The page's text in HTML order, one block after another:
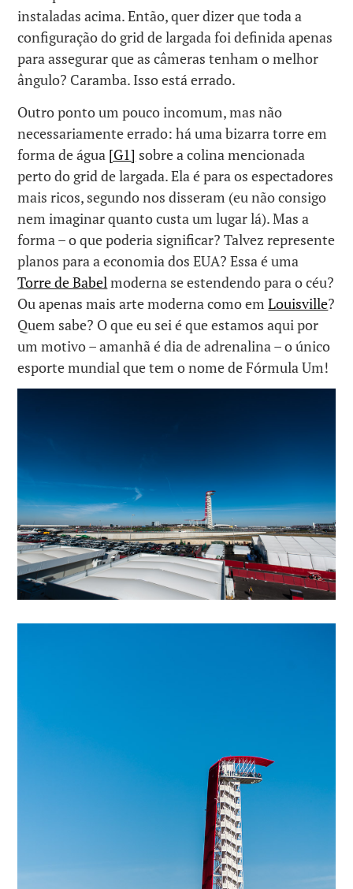
instaladas acima. Então, quer dizer que toda a
configuração do grid de largada foi definida apenas
para assegurar que as câmeras tenham o melhor
ângulo? Caramba. Isso está errado.
Outro ponto um pouco incomum, mas não
necessariamente errado: há uma bizarra torre em
forma de água [G1] sobre a colina mencionada
perto do grid de largada. Ela é para os espectadores
mais ricos, segundo nos disseram (eu não consigo
nem imaginar quanto custa um lugar lá). Mas a
forma – o que poderia significar? Talvez represente
planos para a economia dos EUA? Essa é uma
Torre de Babelmoderna se estendendo para o céu?
Ou apenas mais arte moderna como emLouisville?
Quem sabe? O que eu sei é que estamos aqui por
um motivo – amanhã é dia de adrenalina – o único
esporte mundial que tem o nome de Fórmula Um!